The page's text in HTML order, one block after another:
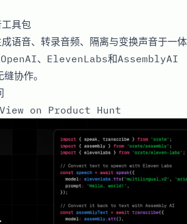
具包
语音、转录音频、隔离与变换声音于一体
OpenAI、ElevenLabs和AssemblyAI
协作。
View on Product Hunt